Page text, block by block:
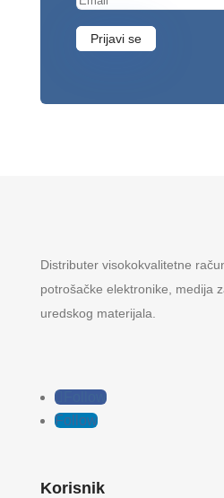
Prijavi se
Distributer visokokvalitetne
potrošačke elektronike, medija
uredskog materijala.
Follow
Follow
Korisnik